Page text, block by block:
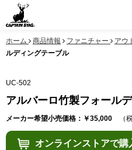
ホーム 商品情報 ファニチャー アウ
ルディングテーブル
UC-502
アルバーロ竹製フォール
メーカー希望小売価格：￥35,000 （
オンラインストアで購